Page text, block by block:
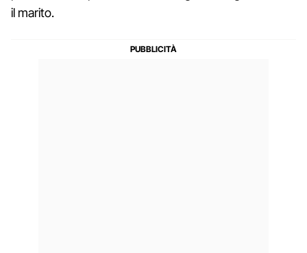
il marito.